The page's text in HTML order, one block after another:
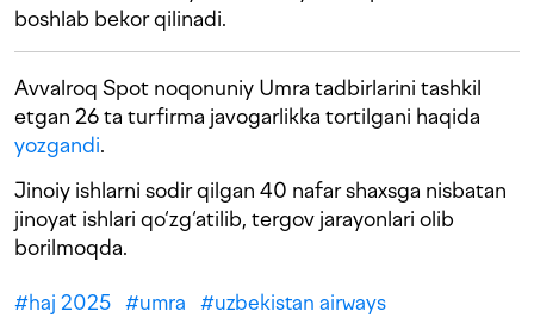
boshlab bekor qilinadi.
Avvalroq Spot noqonuniy Umra tadbirlarini tashkil
etgan 26 ta turfirma javogarlikka tortilgani haqida
yozgandi.
Jinoiy ishlarni sodir qilgan 40 nafar shaxsga nisbatan
jinoyat ishlari qo‘zg‘atilib, tergov jarayonlari olib
borilmoqda.
#haj 2025 #umra #uzbekistan airways